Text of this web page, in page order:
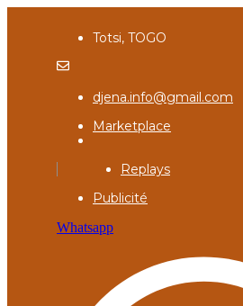
Totsi, TOGO
djena.info@gmail.com
Marketplace
Replays
Publicité
Whatsapp